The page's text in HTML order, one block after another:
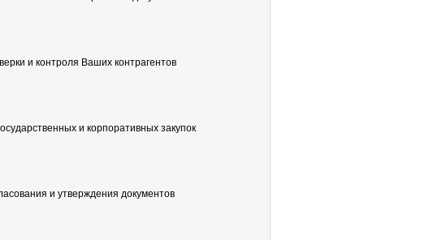
и контроля Ваших контрагентов
и корпоративных закупок
и утверждения документов